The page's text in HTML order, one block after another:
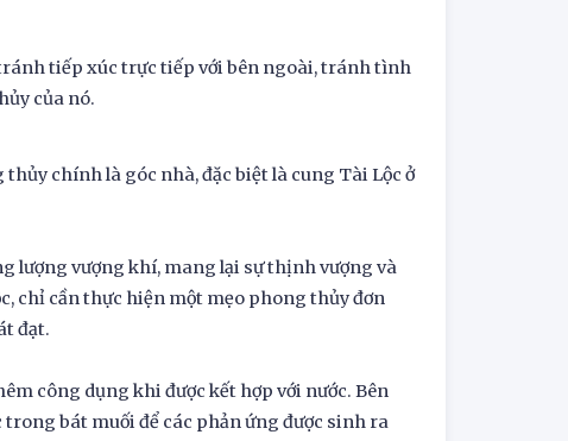
tiếp xúc trực tiếp với bên ngoài, tránh tình
của nó.
chính là góc nhà, đặc biệt là cung Tài Lộc ở
lượng vượng khí, mang lại sự thịnh vượng và
chỉ cần thực hiện một mẹo phong thủy đơn
đạt.
công dụng khi được kết hợp với nước. Bên
bát muối để các phản ứng được sinh ra